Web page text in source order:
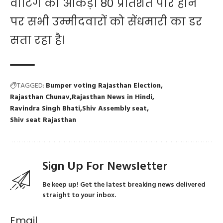
वोटिंग का आंकड़ा 80 प्रतिशत पार होने
पर सभी उम्मीदवारों को सेंधमारी का डर
सता रहा है।
TAGGED: Bumper voting Rajasthan Election
Rajasthan Chunav Rajasthan News in Hindi
Ravindra Singh Bhati Shiv Assembly seat
Shiv seat Rajasthan
Sign Up For Newsletter
Be keep up! Get the latest breaking news delivered
straight to your inbox.